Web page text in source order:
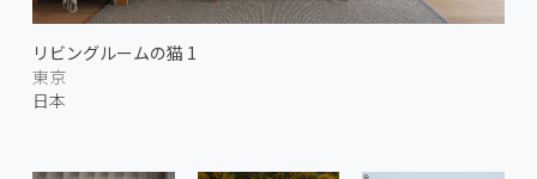
リビングルームの猫 1
東京
日本